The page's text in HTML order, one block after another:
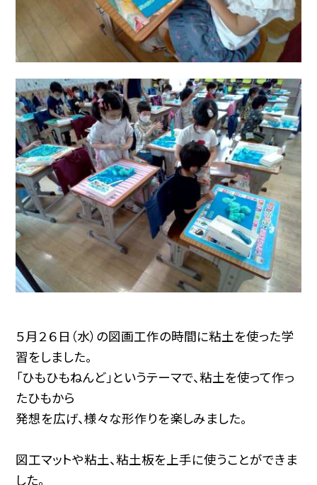
５月２６日（水）の図画工作の時間に粘土を使った学
習をしました。
「ひもひもねんど」というテーマで、粘土を使って作っ
たひもから
発想を広げ、様々な形作りを楽しみました。
図工マットや粘土、粘土板を上手に使うことができま
した。